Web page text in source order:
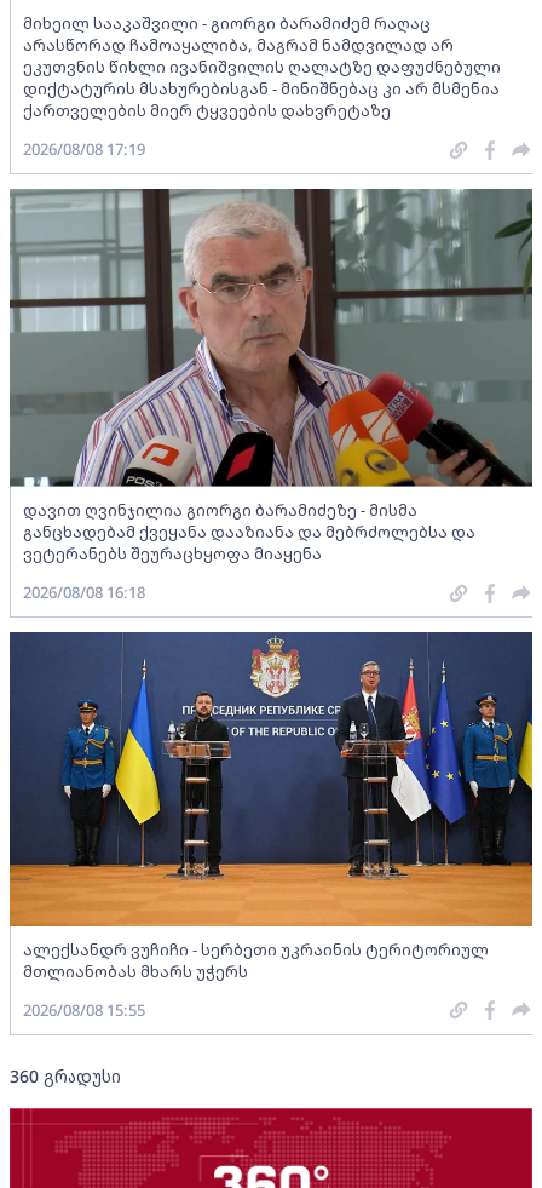
მიხეილ სააკაშვილი - გიორგი ბარამიძემ რაღაც
არასწორად ჩამოაყალიბა, მაგრამ ნამდვილად არ
ეკუთვნის წიხლი ივანიშვილის ღალატზე დაფუძნებული
დიქტატურის მსახურებისგან - მინიშნებაც კი არ მსმენია
ქართველების მიერ ტყვეების დახვრეტაზე
2026/08/08 17:19
დავით ღვინჯილია გიორგი ბარამიძეზე - მისმა
განცხადებამ ქვეყანა დააზიანა და მებრძოლებსა და
ვეტერანებს შეურაცხყოფა მიაყენა
2026/08/08 16:18
ალექსანდრ ვუჩიჩი - სერბეთი უკრაინის ტერიტორიულ
მთლიანობას მხარს უჭერს
2026/08/08 15:55
360 გრადუსი